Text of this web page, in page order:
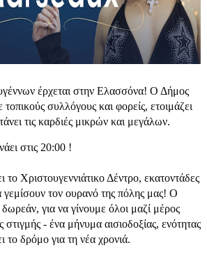
έρχεται στην Ελασσόνα! Ο Δήμος
συλλόγους και φορείς, ετοιμάζει
τις καρδιές μικρών και μεγάλων.
στις 20:00 !
Χριστουγεννιάτικο Δέντρο, εκατοντάδες
γεμίσουν τον ουρανό της πόλης μας! Ο
για να γίνουμε όλοι μαζί μέρος
στιγμής - ένα μήνυμα αισιοδοξίας, ενότητας
το δρόμο για τη νέα χρονιά.